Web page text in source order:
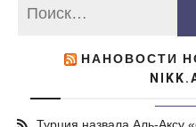
НАНОВОСТИ